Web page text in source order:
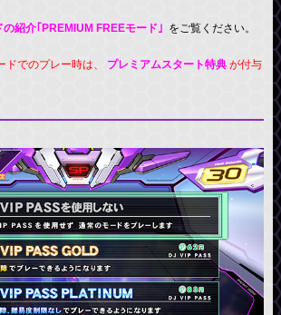
紹介｢PREMIUM FREEモード｣ をご覧ください。
でのプレー時は、 プレミアムスタート特典 が付与